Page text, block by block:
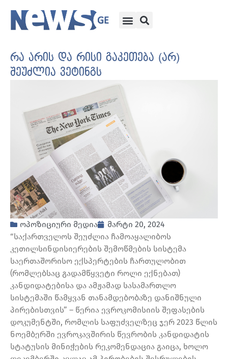
რა არის და რისი გაკეთება (არ)
შეუძლია ვეტინგს
ოპოზიციური მედია
მარტი 20, 2024
“საქართველოს შეუძლია ჩამოაყალიბოს
კეთილსინდისიერების შემოწმების სისტემა
საერთაშორისო ექსპერტების ჩართულობით
(რომლებსაც გადამწყვეტი როლი ექნებათ)
კანდიდატებისა და ამჟამად სასამართლო
სისტემაში წამყვან თანამდებობაზე დანიშნული
პირებისთვის” – წერია ევროკომისიის შეფასების
დოკუმენტში, რომლის საფუძველზეც ჯერ 2023 წლის
ნოემბერში ევროკავშირის წევრობის კანდიდატის
სტატუსის მინიჭების რეკომენდაცია გაიცა, ხოლო